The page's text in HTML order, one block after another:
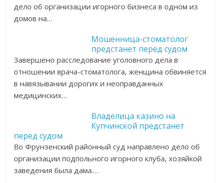
дело об организации игорного бизнеса в одном из
домов на…
Мошенница-стоматолог
предстанет перед судом
Завершено расследование уголовного дела в
отношении врача-стоматолога, женщина обвиняется
в навязывании дорогих и неоправданных
медицинских…
Владелица казино на
Купчинской предстанет
перед судом
Во Фрунзенский районный суд направлено дело об
организации подпольного игорного клуба, хозяйкой
заведения была дама.…